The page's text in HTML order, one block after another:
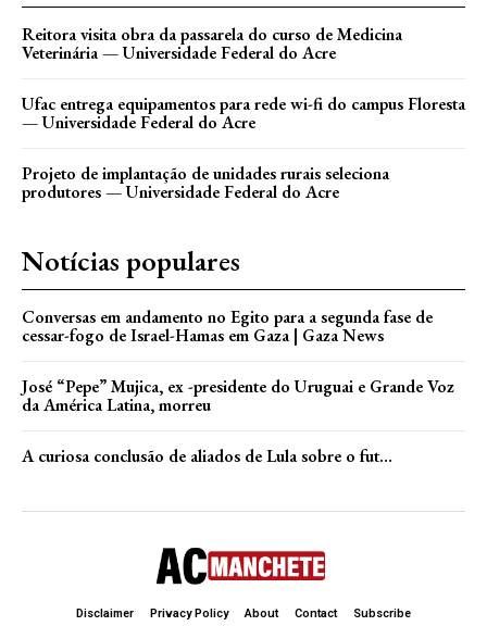
Reitora visita obra da passarela do curso de Medicina
Veterinária — Universidade Federal do Acre
Ufac entrega equipamentos para rede wi-fi do campus Floresta
— Universidade Federal do Acre
Projeto de implantação de unidades rurais seleciona
produtores — Universidade Federal do Acre
Notícias populares
Conversas em andamento no Egito para a segunda fase de
cessar-fogo de Israel-Hamas em Gaza | Gaza News
José “Pepe” Mujica, ex -presidente do Uruguai e Grande Voz
da América Latina, morreu
A curiosa conclusão de aliados de Lula sobre o fut…
Disclaimer Privacy Policy About Contact Subscribe